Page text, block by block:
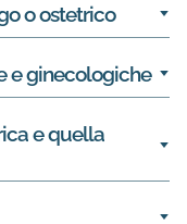
o ostetrico
e ginecologiche
e quella